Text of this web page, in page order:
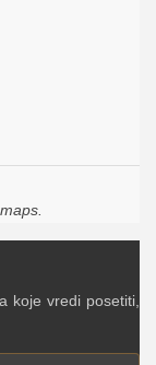
koje vredi posetiti,